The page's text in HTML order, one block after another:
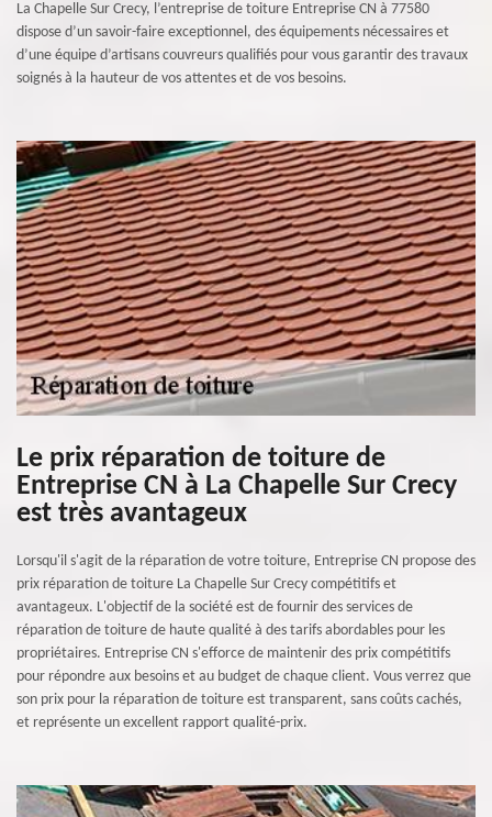
La Chapelle Sur Crecy, l’entreprise de toiture Entreprise CN à 77580
dispose d’un savoir-faire exceptionnel, des équipements nécessaires et
d’une équipe d’artisans couvreurs qualifiés pour vous garantir des travaux
soignés à la hauteur de vos attentes et de vos besoins.
Le prix réparation de toiture de
Entreprise CN à La Chapelle Sur Crecy
est très avantageux
Lorsqu'il s'agit de la réparation de votre toiture, Entreprise CN propose des
prix réparation de toiture La Chapelle Sur Crecy compétitifs et
avantageux. L'objectif de la société est de fournir des services de
réparation de toiture de haute qualité à des tarifs abordables pour les
propriétaires. Entreprise CN s'efforce de maintenir des prix compétitifs
pour répondre aux besoins et au budget de chaque client. Vous verrez que
son prix pour la réparation de toiture est transparent, sans coûts cachés,
et représente un excellent rapport qualité-prix.